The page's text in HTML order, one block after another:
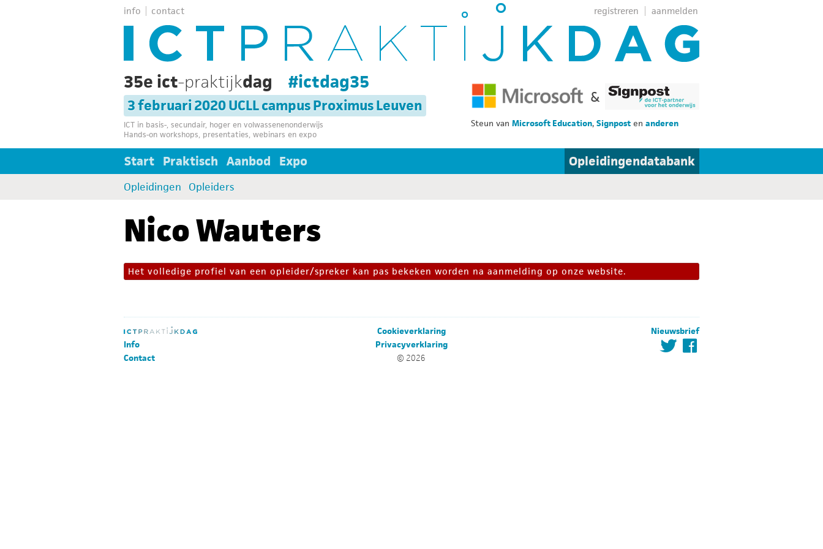
info contact aanmelden
registreren
&
Steun van Microsoft Education, Signpost en anderen
35e ict-praktijkdag #ictdag35
3 februari 2020 UCLL campus Proximus Leuven
ICT in basis-, secundair, hoger en volwassenenonderwijs
Hands-on workshops, presentaties, webinars en expo
Start Praktisch Aanbod Expo Opleidingendatabank
Opleidingen Opleiders
Nico Wauters
Het volledige profiel van een opleider/spreker kan pas bekeken worden na aanmelding op onze website.
Info
Contact
Cookieverklaring
Privacyverklaring
© 2026
Nieuwsbrief